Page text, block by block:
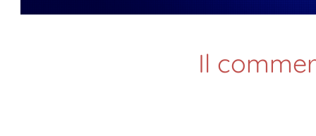
Il